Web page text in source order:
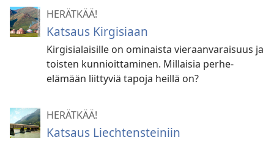
HERÄTKÄÄ!
Katsaus Kirgisiaan
Kirgisialaisille on ominaista vieraanvaraisuus ja
toisten kunnioittaminen. Millaisia perhe-
elämään liittyviä tapoja heillä on?
HERÄTKÄÄ!
Katsaus Liechtensteiniin